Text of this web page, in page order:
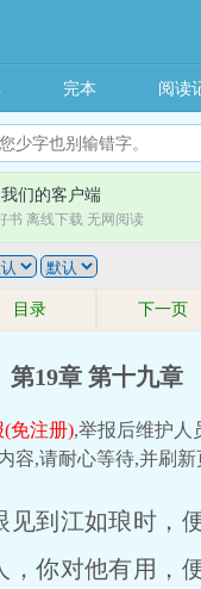
完本 阅读
们的客户端
书 离线下载 无网阅读
第19章 第十九章
目录 下一页
免注册),举报后维护人
容,请耐心等待,并刷新
见到江如琅时，
，你对他有用，